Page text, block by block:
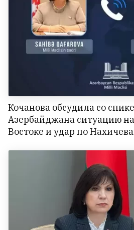
Кочанова обсудила со
Азербайджана ситуацию
Востоке и удар по